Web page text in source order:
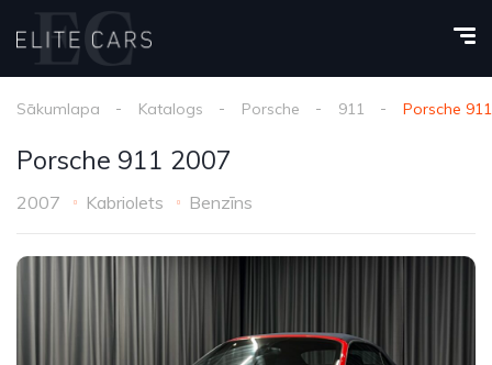
Sākumlapa Katalogs Porsche 911 Porsche
Porsche 911 2007
2007 Kabriolets Benzīns